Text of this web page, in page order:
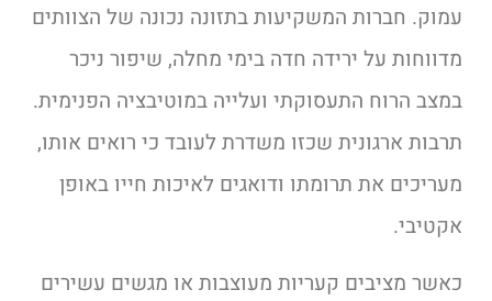
עמוק. חברות המשקיעות בתזונה נכונה של הצוותים
מדווחות על ירידה חדה בימי מחלה, שיפור ניכר
במצב הרוח התעסוקתי ועלייה במוטיבציה הפנימית.
תרבות ארגונית שכזו משדרת לעובד כי רואים אותו,
מעריכים את תרומתו ודואגים לאיכות חייו באופן
אקטיבי.
כאשר מציבים קעריות מעוצבות או מגשים עשירים